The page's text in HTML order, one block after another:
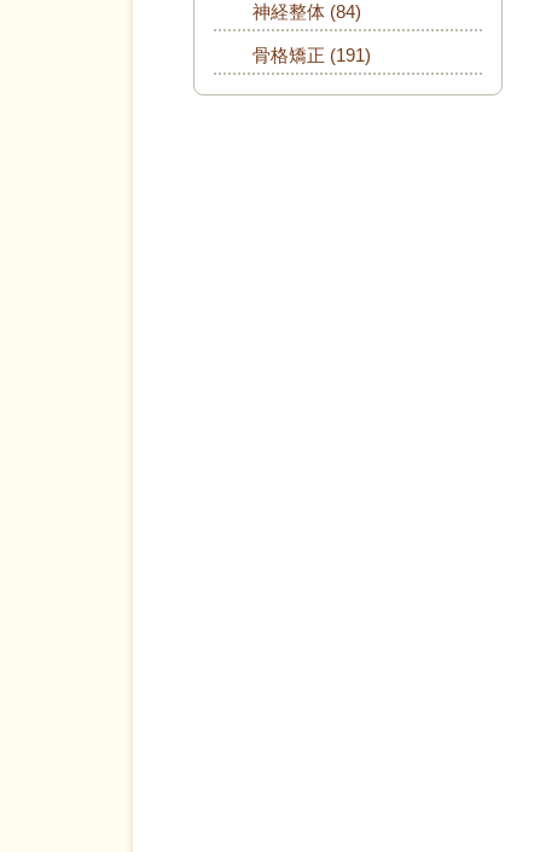
神経整体 (84)
骨格矯正 (191)